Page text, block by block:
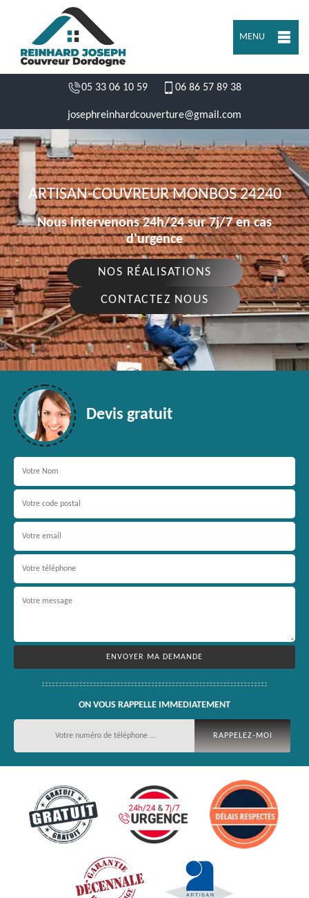
MENU
05 33 06 10 59 06 86 57 89 38
josephreinhardcouverture@gmail.com
ARTISAN-COUVREUR MONBOS 24240
Nous intervenons 24h/24 sur 7j/7 en cas
d'urgence
NOS RÉALISATIONS
CONTACTEZ NOUS
Devis gratuit
ON VOUS RAPPELLE IMMEDIATEMENT